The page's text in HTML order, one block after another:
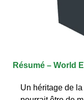
Résumé – World
Un héritage de